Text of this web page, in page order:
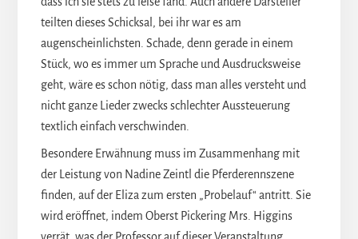
teilten dieses Schicksal, bei ihr war es am
augenscheinlichsten. Schade, denn gerade in einem
Stück, wo es immer um Sprache und Ausdrucksweise
geht, wäre es schon nötig, dass man alles versteht und
nicht ganze Lieder zwecks schlechter Aussteuerung
textlich einfach verschwinden.
Besondere Erwähnung muss im Zusammenhang mit
der Leistung von Nadine Zeintl die Pferderennszene
finden, auf der Eliza zum ersten „Probelauf“ antritt. Sie
wird eröffnet, indem Oberst Pickering Mrs. Higgins
verrät, was der Professor auf dieser Veranstaltung